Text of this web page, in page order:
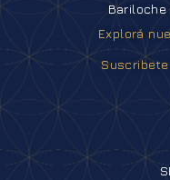
Bariloche
Explorá